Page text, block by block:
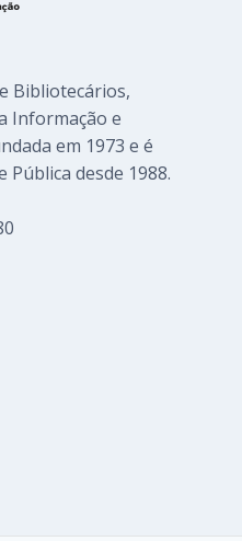
Bibliotecários,
Informação e
em 1973 e é
Pública desde 1988.